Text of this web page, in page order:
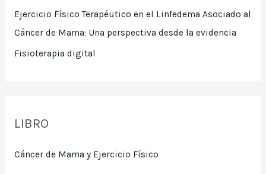
Ejercicio Físico Terapéutico en el Linfedema Asociado al
Cáncer de Mama: Una perspectiva desde la evidencia
Fisioterapia digital
LIBRO
Cáncer de Mama y Ejercicio Físico